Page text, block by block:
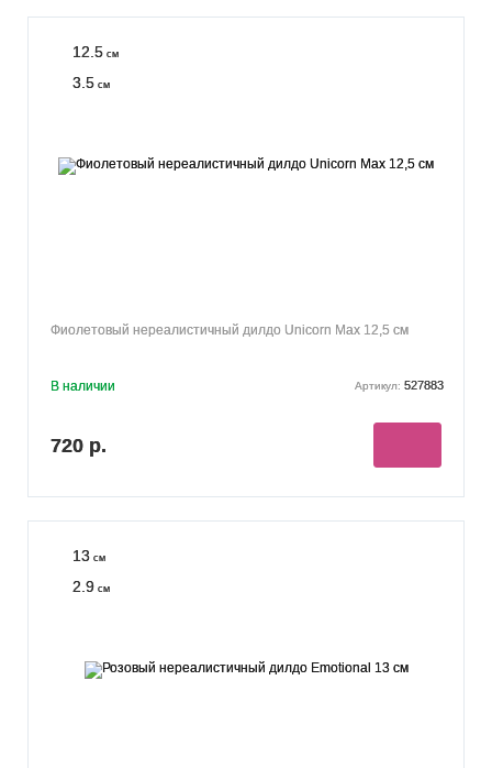
12.5 см
3.5 см
Фиолетовый нереалистичный дилдо Unicorn Max 12,5 см
В наличии Артикул: 527883
720 р.
13 см
2.9 см